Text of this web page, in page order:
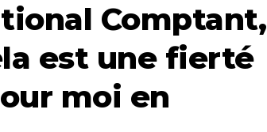
Comptant,
est une fierté
moi en